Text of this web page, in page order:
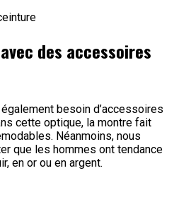
des accessoires
besoin d’accessoires
cette optique, la montre fait
Néanmoins, nous
que les hommes ont tendance
en or ou en argent.